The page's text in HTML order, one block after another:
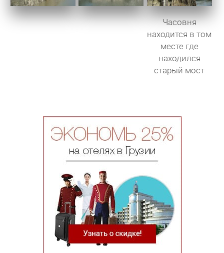
Часовня
находится в том
месте где
находился
старый мост